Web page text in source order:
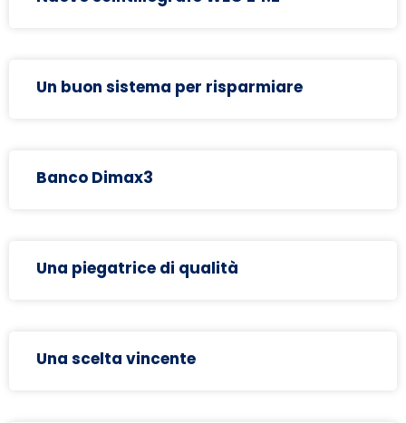
Un buon sistema per risparmiare
Banco Dimax3
Una piegatrice di qualità
Una scelta vincente